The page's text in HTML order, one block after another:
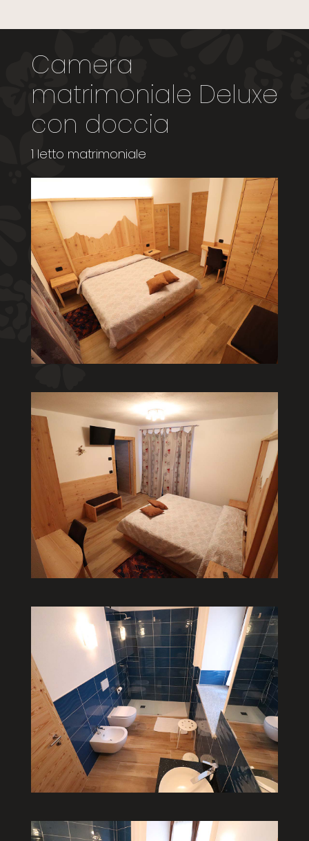
Camera
matrimoniale Deluxe
con doccia
1 letto matrimoniale